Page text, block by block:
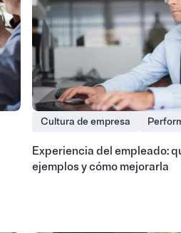
Cultura de empresa
Experiencia del empleado:
ejemplos y cómo mejorarla